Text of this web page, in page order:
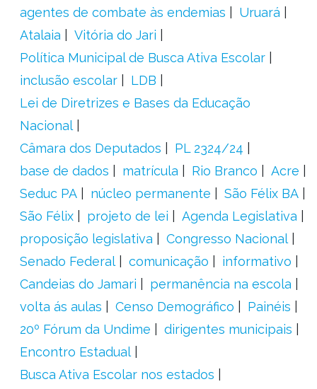
agentes de combate às endemias
Uruará
Atalaia
Vitória do Jari
Política Municipal de Busca Ativa Escolar
inclusão escolar
LDB
Lei de Diretrizes e Bases da Educação
Nacional
Câmara dos Deputados
PL 2324/24
base de dados
matrícula Rio Branco
Acre
Seduc PA
núcleo permanente
São Félix BA
São Félix
projeto de lei
Agenda Legislativa
proposição legislativa
Congresso Nacional
Senado Federal
comunicação
informativo
Candeias do Jamari
permanência na escola
volta ás aulas
Censo Demográfico
Painéis
20º Fórum da Undime
dirigentes municipais
Encontro Estadual
Busca Ativa Escolar nos estados